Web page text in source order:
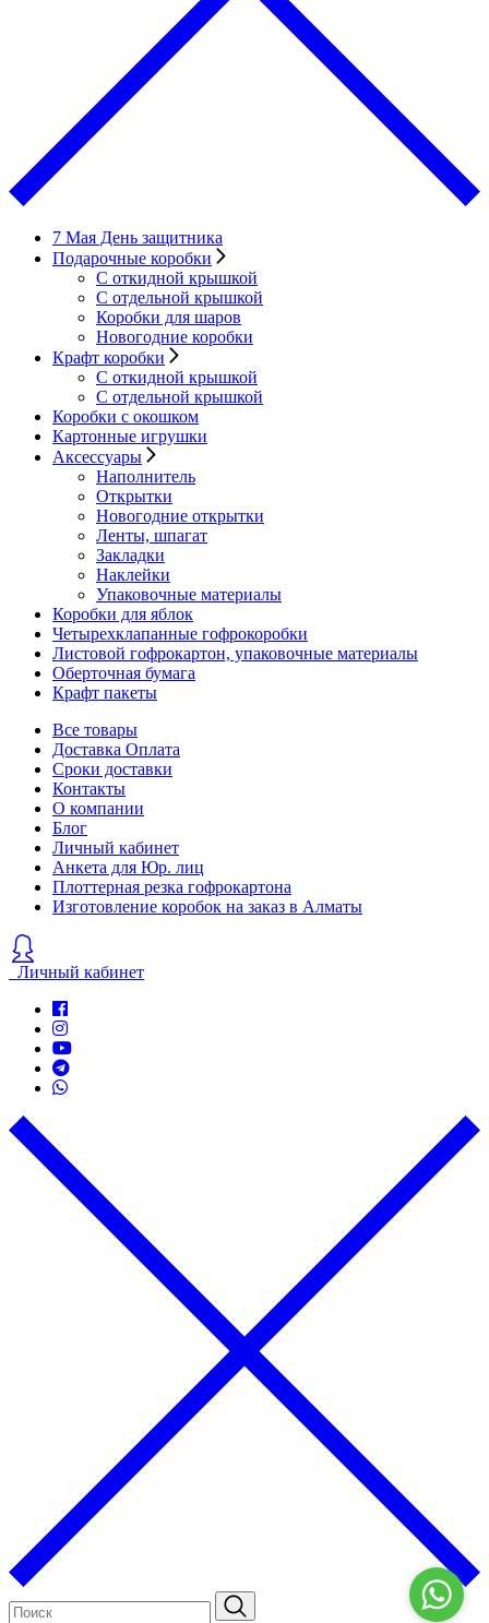
7 Мая День защитника
Подарочные коробки
С откидной крышкой
С отдельной крышкой
Коробки для шаров
Новогодние коробки
Крафт коробки
С откидной крышкой
С отдельной крышкой
Коробки с окошком
Картонные игрушки
Аксессуары
Наполнитель
Открытки
Новогодние открытки
Ленты, шпагат
Закладки
Наклейки
Упаковочные материалы
Коробки для яблок
Четырехклапанные гофрокоробки
Листовой гофрокартон, упаковочные материалы
Оберточная бумага
Крафт пакеты
Все товары
Доставка Оплата
Сроки доставки
Контакты
О компании
Блог
Личный кабинет
Анкета для Юр. лиц
Плоттерная резка гофрокартона
Изготовление коробок на заказ в Алматы
Личный кабинет